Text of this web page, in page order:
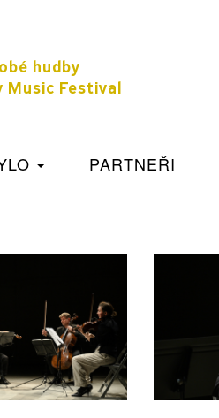
hudby
Festival
PARTNEŘI